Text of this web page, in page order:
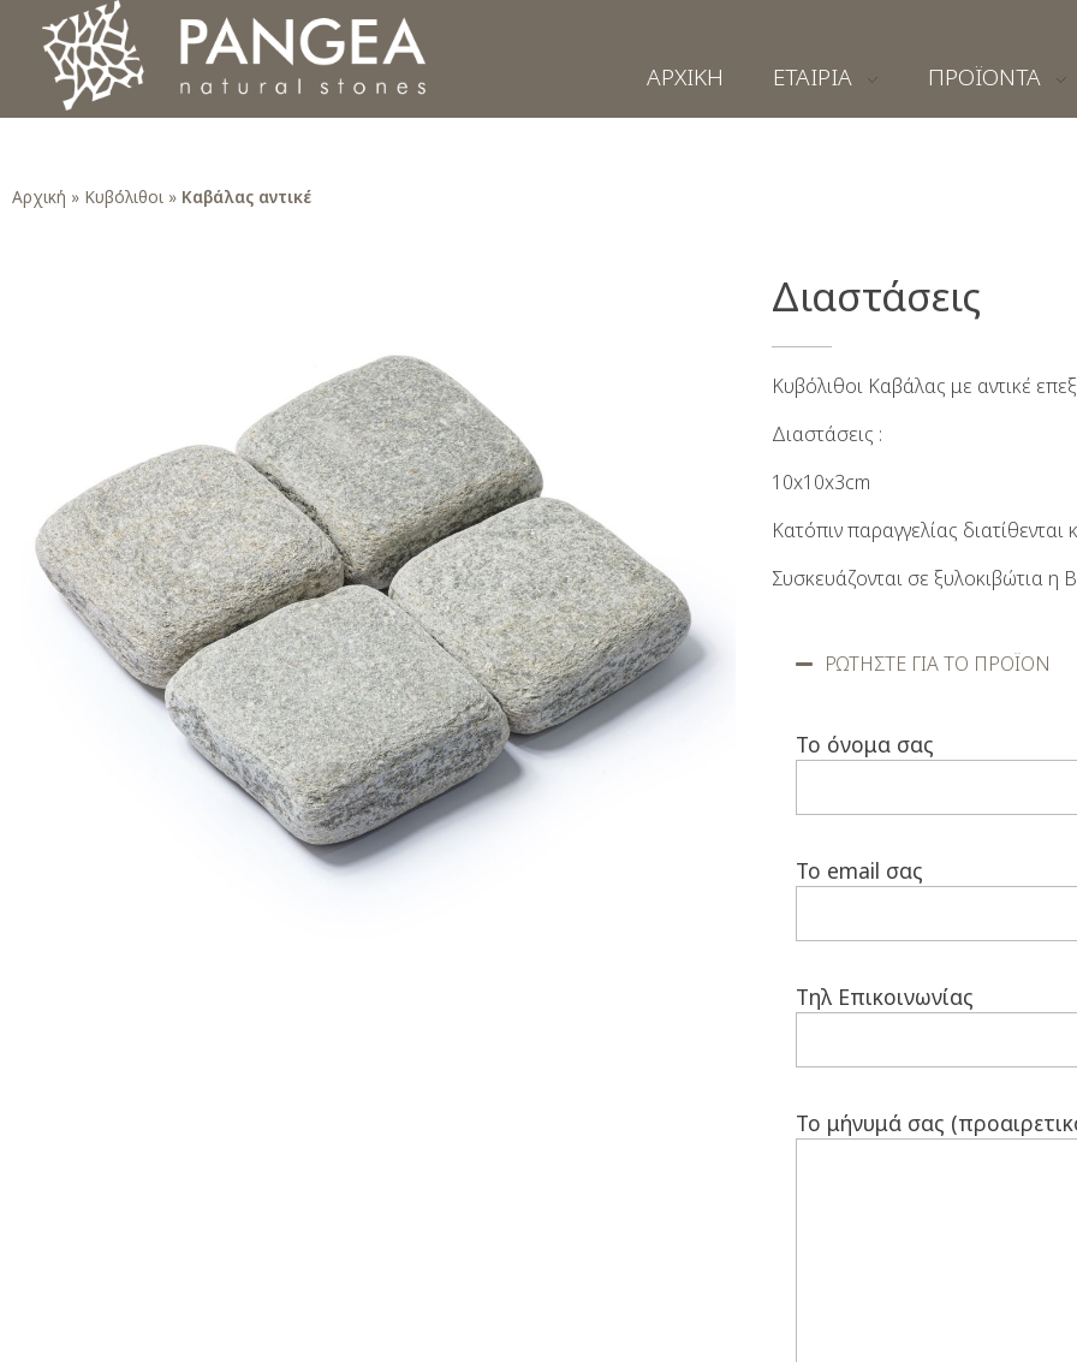
Φυσικά Πετρώματα PANGEA
Ο υπέροχος κόσμος της Φυσικής Πέτρας
ΑΡΧΙΚΗ ΕΤΑΙΡΙΑ ΠΡΟΪΟΝΤΑ
Αρχική » Κυβόλιθοι » Καβάλας αντικέ
Διαστάσεις
Κυβόλιθοι Καβάλας με αντικέ
Διαστάσεις :
10x10x3cm
Κατόπιν παραγγελίας διατίθενται
Συσκευάζονται σε ξυλοκιβώτια η
ΡΩΤΗΣΤΕ ΓΙΑ ΤΟ ΠΡΟΪΟΝ
Το όνομα σας
Το email σας
Τηλ Επικοινωνίας
Το μήνυμά σας